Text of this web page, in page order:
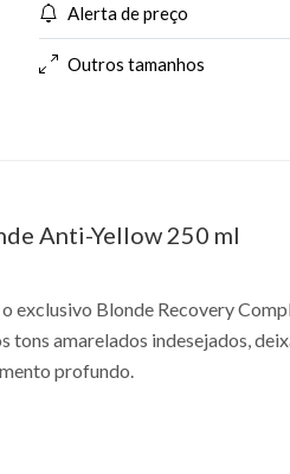
Alerta de preço
Outros tamanhos
Anti-Yellow 250 ml
exclusivo Blonde Recovery
amarelados indesejados,
profundo.